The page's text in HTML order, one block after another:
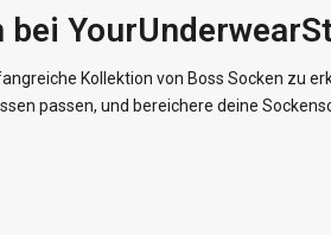
Kollektion von Boss Socken zu
passen, und bereichere deine